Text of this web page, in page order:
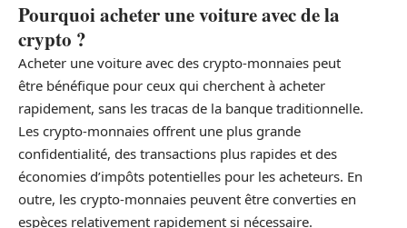
Pourquoi acheter une voiture avec de la
crypto ?
Acheter une voiture avec des crypto-monnaies peut
être bénéfique pour ceux qui cherchent à acheter
rapidement, sans les tracas de la banque traditionnelle.
Les crypto-monnaies offrent une plus grande
confidentialité, des transactions plus rapides et des
économies d’impôts potentielles pour les acheteurs. En
outre, les crypto-monnaies peuvent être converties en
espèces relativement rapidement si nécessaire.